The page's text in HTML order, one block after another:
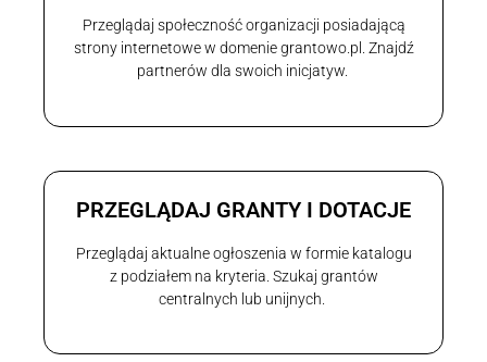
Przeglądaj społeczność organizacji posiadającą
strony internetowe w domenie grantowo.pl. Znajdź
partnerów dla swoich inicjatyw.
PRZEGLĄDAJ GRANTY I DOTACJE
Przeglądaj aktualne ogłoszenia w formie katalogu
z podziałem na kryteria. Szukaj grantów
centralnych lub unijnych.